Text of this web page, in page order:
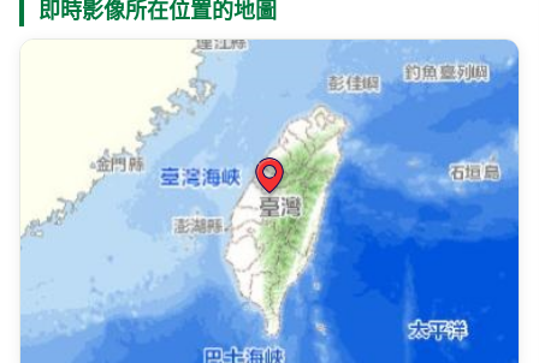
即時影像所在位置的地圖